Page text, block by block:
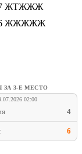
ЖТЖЖЖ
ЖЖЖЖЖ
ЗА 3-Е МЕСТО
02:00
4
6